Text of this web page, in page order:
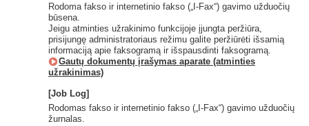
Rodoma fakso ir internetinio fakso („I-Fax“) gavimo užduočių
būsena.
Jeigu atminties užrakinimo funkcijoje įjungta peržiūra,
prisijungę administratoriaus režimu galite peržiūrėti išsamią
informaciją apie faksogramą ir išspausdinti faksogramą.
Gautų dokumentų įrašymas aparate (atminties
užrakinimas)
[Job Log]
Rodomas fakso ir internetinio fakso („I-Fax“) gavimo užduočių
žurnalas.